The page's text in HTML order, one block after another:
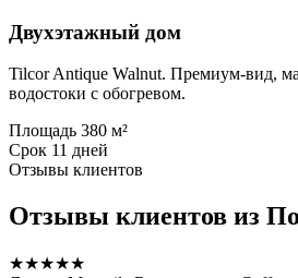
Двухэтажный дом
Tilcor Antique Walnut. Премиум-вид,
водостоки с обогревом.
Площадь 380 м²
Срок 11 дней
Отзывы клиентов
Отзывы клиентов из
★★★★★